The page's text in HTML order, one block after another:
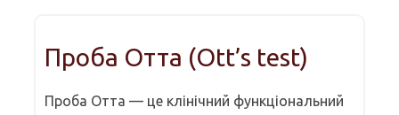
Проба Отта (Ott’s test)
Проба Отта — це клінічний функціональний